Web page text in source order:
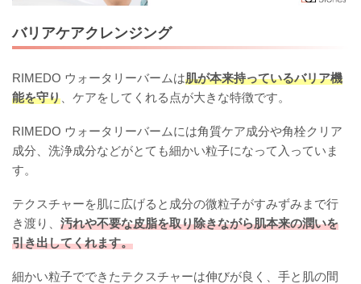
バリアケアクレンジング
RIMEDO ウォータリーバームは肌が本来持っているバリア機
能を守り 、ケアをしてくれる点が大きな特徴です。
RIMEDO ウォータリーバームには角質ケア成分や角栓クリア
成分、洗浄成分などがとても細かい粒子になって入っていま
す。
テクスチャーを肌に広げると成分の微粒子がすみずみまで行
き渡り、 汚れや不要な皮脂を取り除きながら肌本来の潤いを
引き出してくれます。
細かい粒子でできたテクスチャーは伸びが良く、手と肌の間